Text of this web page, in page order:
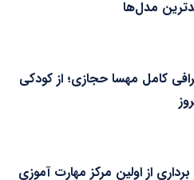
مدل‌ها
کامل مهسا حجازی؛ از کودکی
برداری از اولین مرکز مهارت آموزی